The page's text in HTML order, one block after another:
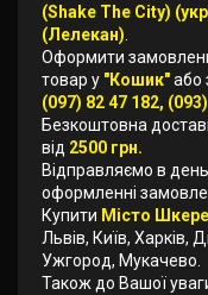
(Shake The City)
(Лелекан)
Оформити
товар у "Кошик"або
(097) 82 47 182,
Безкоштовна
від 2500 грн.
Відправляємо в
оформленні
Купити Місто
Львів, Київ, Харків,
Ужгород, Мукачево.
Також до Вашої уваги